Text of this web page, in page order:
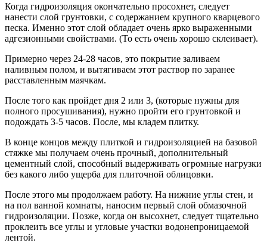
Когда гидроизоляция окончательно просохнет, следует
нанести слой грунтовки, с содержанием крупного кварцевого
песка. Именно этот слой обладает очень ярко выраженными
адгезионными свойствами. (То есть очень хорошо склеивает).
Примерно через 24-28 часов, это покрытие заливаем
наливным полом, и вытягиваем этот раствор по заранее
расставленным маячкам.
После того как пройдет дня 2 или 3, (которые нужны для
полного просушивания), нужно пройти его грунтовкой и
подождать 3-5 часов. После, мы кладем плитку.
В конце концов между плиткой и гидроизоляцией на базовой
стяжке мы получаем очень прочный, дополнительный
цементный слой, способный выдерживать огромные нагрузки
без какого либо ущерба для плиточной облицовки.
После этого мы продолжаем работу. На нижние углы стен, и
на пол ванной комнаты, наносим первый слой обмазочной
гидроизоляции. Позже, когда он высохнет, следует тщательно
проклеить все углы и угловые участки водонепроницаемой
лентой.